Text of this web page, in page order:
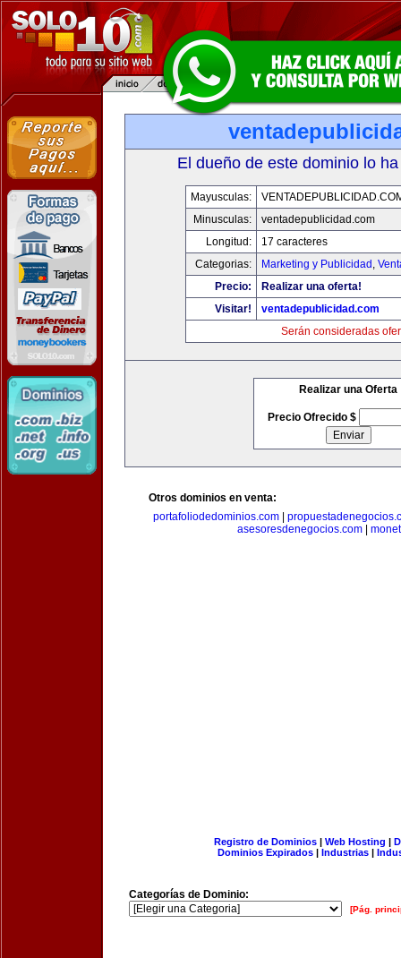
El dueño de este dominio lo
Mayusculas:
Minusculas:
ventadepublicidad.com
Longitud:
17 caracteres
Categorias:
Marketing y Publicidad ,
Precio:
Realizar una oferta!
Visitar!
ventadepublicidad.com
Serán consideradas
Realizar una Oferta
Precio Ofrecido $
Otros dominios en venta:
portafoliodedominios.com|
asesoresdenegocios.com
Registro de Dominios| Web Hosting |
Dominios Expirados | Industrias |
Categorías de Dominio:
[Pág.